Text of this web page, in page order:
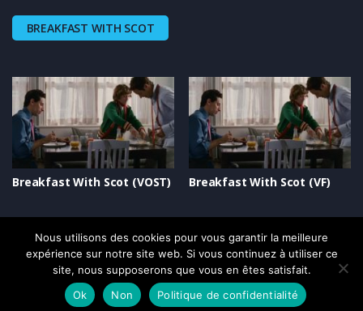
BREAKFAST WITH SCOT
Breakfast With Scot (VOST) Breakfast With Scot (VF)
Copyright © 2021-2026, Optimale SARL. Tous droits réservés.
Nous utilisons des cookies pour vous garantir la meilleure
expérience sur notre site web. Si vous continuez à utiliser ce
site, nous supposerons que vous en êtes satisfait.
Ok
Non Politique de confidentialité